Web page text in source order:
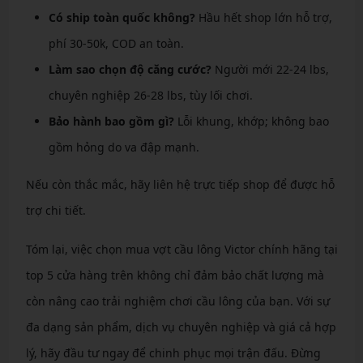
Có ship toàn quốc không? Hầu hết shop lớn hỗ trợ,
phí 30-50k, COD an toàn.
Làm sao chọn độ căng cước? Người mới 22-24 lbs,
chuyên nghiệp 26-28 lbs, tùy lối chơi.
Bảo hành bao gồm gì? Lỗi khung, khớp; không bao
gồm hỏng do va đập mạnh.
Nếu còn thắc mắc, hãy liên hệ trực tiếp shop để được hỗ
trợ chi tiết.
Tóm lại, việc chọn mua vợt cầu lông Victor chính hãng tại
top 5 cửa hàng trên không chỉ đảm bảo chất lượng mà
còn nâng cao trải nghiệm chơi cầu lông của bạn. Với sự
đa dạng sản phẩm, dịch vụ chuyên nghiệp và giá cả hợp
lý, hãy đầu tư ngay để chinh phục mọi trận đấu. Đừng